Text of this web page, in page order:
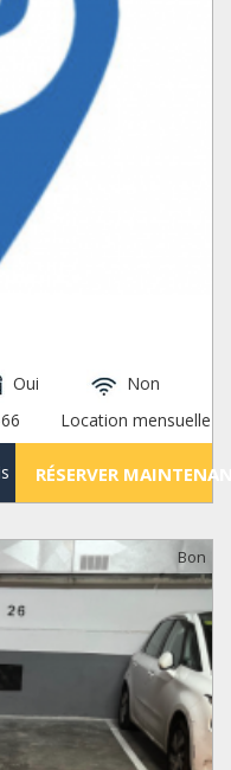
Oui
Non
Location mensuelle
RÉSERVER
Bon